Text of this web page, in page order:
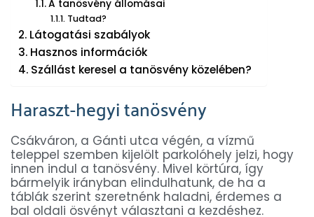
A tanösvény állomásai
Tudtad?
Látogatási szabályok
Hasznos információk
Szállást keresel a tanösvény közelében?
Haraszt-hegyi tanösvény
Csákváron, a Gánti utca végén, a vízmű
teleppel szemben kijelölt parkolóhely jelzi, hogy
innen indul a tanösvény. Mivel körtúra, így
bármelyik irányban elindulhatunk, de ha a
táblák szerint szeretnénk haladni, érdemes a
bal oldali ösvényt választani a kezdéshez.